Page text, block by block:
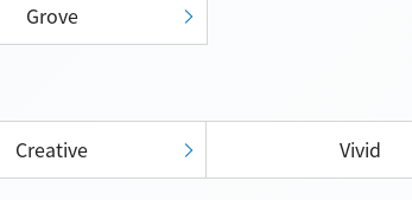
Grove
Creative Vivid